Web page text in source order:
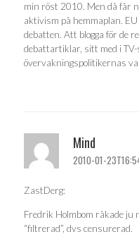
min röst 2010. Men då får
aktivism på hemmaplan.
debatten. Att blogga för de
debattartiklar, sitt med i
övervakningspolitikernas
Mind
2010-01-
ZastDerg:
Fredrik Holmbom råkade ju
“filtrerad”, dvs censurerad.